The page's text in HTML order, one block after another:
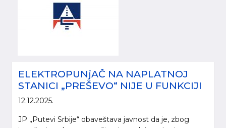
ELEKTROPUNjAČ NA NAPLATNOJ
STANICI „PREŠEVO“ NIJE U FUNKCIJI
12.12.2025.
JP „Putevi Srbije“ obaveštava javnost da je, zbog